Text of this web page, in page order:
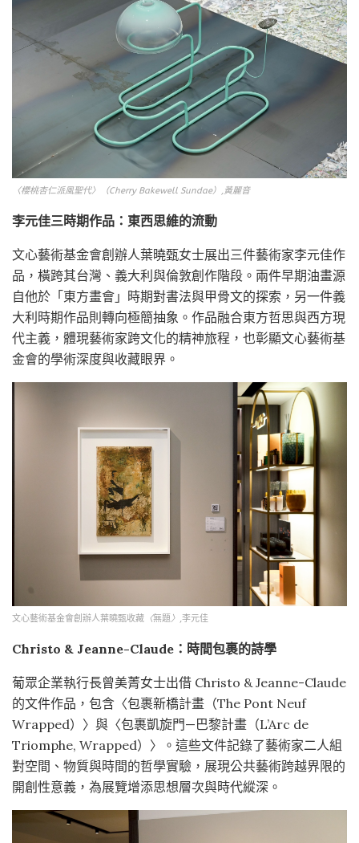
〈櫻桃杏仁派風聖代〉（Cherry Bakewell Sundae）,黃麗音
李元佳三時期作品：東西思維的流動
文心藝術基金會創辦人葉曉甄女士展出三件藝術家李元佳作
品，橫跨其台灣、義大利與倫敦創作階段。兩件早期油畫源
自他於「東方畫會」時期對書法與甲骨文的探索，另一件義
大利時期作品則轉向極簡抽象。作品融合東方哲思與西方現
代主義，體現藝術家跨文化的精神旅程，也彰顯文心藝術基
金會的學術深度與收藏眼界。
文心藝術基金會創辦人葉曉甄收藏 〈無題〉 ,李元佳
Christo & Jeanne-Claude：時間包裹的詩學
葡眾企業執行長曾美菁女士出借 Christo & Jeanne-Claude
的文件作品，包含〈包裹新橋計畫（The Pont Neuf
Wrapped）〉與〈包裹凱旋門—巴黎計畫（L’Arc de
Triomphe, Wrapped）〉。這些文件記錄了藝術家二人組
對空間、物質與時間的哲學實驗，展現公共藝術跨越界限的
開創性意義，為展覽增添思想層次與時代縱深。